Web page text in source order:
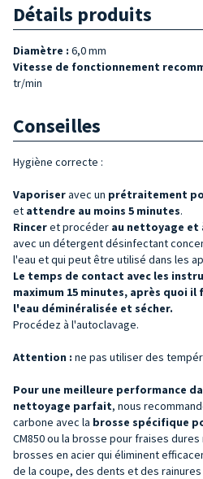
Détails produits
Diamètre : 6,0 mm
Vitesse de fonctionnement
tr/min
Conseilles
Hygiène correcte :
Vaporiseravec un prétraitement
et attendre au moins 5 minutes.
Rinceret procéder au nettoyage et
avec un détergent désinfectant
l'eau et qui peut être utilisé dans les
Le temps de contact avec les
maximum 15 minutes, après quoi
l'eau déminéralisée et sécher.
Procédez à l'autoclavage.
Attention : ne pas utiliser des
Pour une meilleure performance
nettoyage parfait, nous
carbone avec la brosse spécifique
CM850 ou la brosse pour fraises dures
brosses en acier qui éliminent
de la coupe, des dents et des